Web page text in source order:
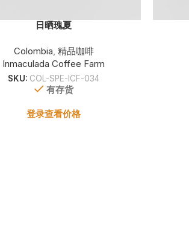
日晒瑰夏
Colombia, 精品咖啡
Inmaculada Coffee Farm
SKU: COL-SPE-ICF-034
有存货
登录查看价格